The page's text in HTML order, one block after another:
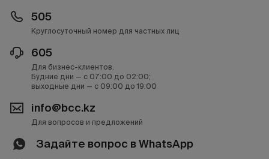
505
Круглосуточный номер для частных лиц
605
Для бизнес-клиентов.
Будние дни — с 07:00 до 02:00;
выходные дни — с 09:00 до 19:00
info@bcc.kz
Для вопросов и предложений
Задайте вопрос в WhatsApp